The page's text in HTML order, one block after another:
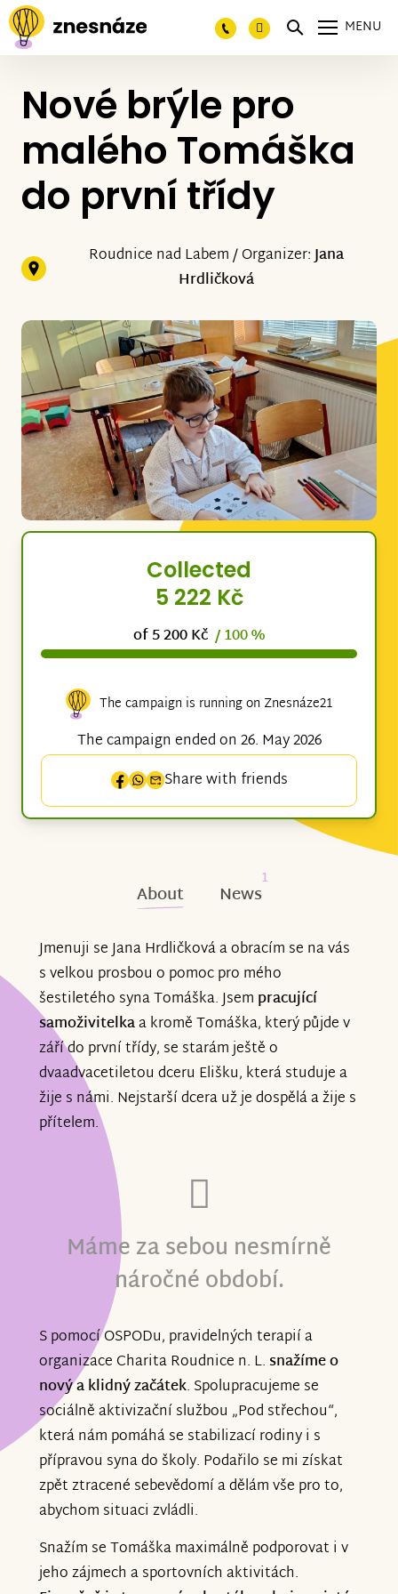
MENU
Nové brýle pro
malého Tomáška
do první třídy
Roudnice nad Labem / Organizer:Jana
Hrdličková
Collected
5 222 Kč
of 5 200 Kč / 100 %
The campaign is running on Znesnáze21
The campaign ended on 26. May 2026
Share with friends
About News
1
Jmenuji se Jana Hrdličková a obracím se na vás
s velkou prosbou o pomoc pro mého
šestiletého syna Tomáška. Jsem pracující
samoživitelkaa kromě Tomáška, který půjde v
září do první třídy, se starám ještě o
dvaadvacetiletou dceru Elišku, která studuje a
žije s námi. Nejstarší dcera už je dospělá a žije s
přítelem.
Máme za sebou nesmírně
náročné období.
S pomocí OSPODu, pravidelných terapií a
organizace Charita Roudnice n. L.snažíme o
nový a klidný začátek. Spolupracujeme se
sociálně aktivizační službou „Pod střechou“,
která nám pomáhá se stabilizací rodiny i s
přípravou syna do školy. Podařilo se mi získat
zpět ztracené sebevědomí a dělám vše pro to,
abychom situaci zvládli.
Snažím se Tomáška maximálně podporovat i v
jeho zájmech a sportovních aktivitách.